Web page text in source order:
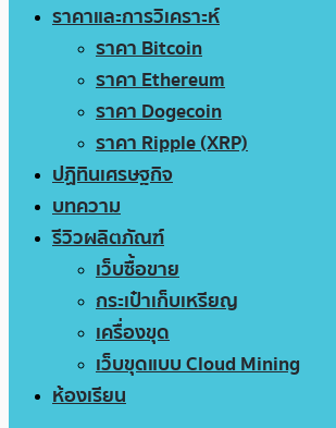
ราคาและการวิเคราะห์
ราคา Bitcoin
ราคา Ethereum
ราคา Dogecoin
ราคา Ripple (XRP)
ปฏิทินเศรษฐกิจ
บทความ
รีวิวผลิตภัณฑ์
เว็บซื้อขาย
กระเป๋าเก็บเหรียญ
เครื่องขุด
เว็บขุดแบบ Cloud Mining
ห้องเรียน